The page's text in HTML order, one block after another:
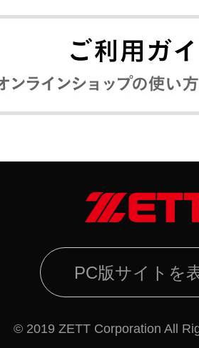
PC版サイトを
© 2019 ZETT Corporation All